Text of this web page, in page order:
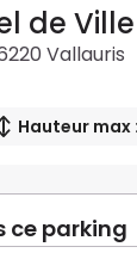
de Ville
Vallauris
Hauteur max
ce parking